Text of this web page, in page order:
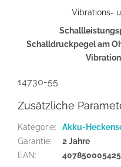
Vibrations-
Schalldruckpegel am
Vibration
14730-55
Zusätzliche
Kategorie:
Akku-
Garantie:
2 Jahre
EAN: